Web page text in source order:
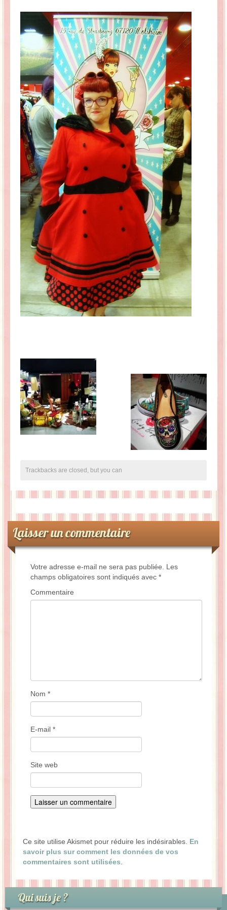
La Baleine se pomponne !
Ma période Weight Watchers
Trackbacks are closed, but you can
Laisser un commentaire
Votre adresse e-mail ne sera pas publiée.
Les
champs obligatoires sont indiqués avec *
Commentaire
Nom *
E-mail *
Site web
Ce site utilise Akismet pour réduire les indésirables. En
savoir plus sur comment les données de vos
commentaires sont utilisées
Qui suis je ?